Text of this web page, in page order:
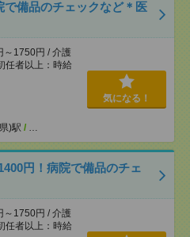
備品のチェックなど＊医
～1750円 / 介護
任者以上：時給
)駅 / …
気になる！
円！病院で備品のチェ
～1750円 / 介護
任者以上：時給